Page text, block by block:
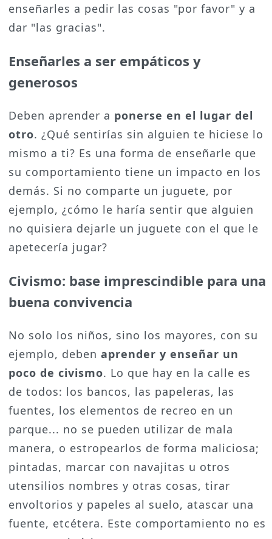
enseñarles a pedir las cosas "por favor" y a
dar "las gracias".
Enseñarles a ser empáticos y
generosos
Deben aprender a ponerse en el lugar del
otro. ¿Qué sentirías sin alguien te hiciese lo
mismo a ti? Es una forma de enseñarle que
su comportamiento tiene un impacto en los
demás. Si no comparte un juguete, por
ejemplo, ¿cómo le haría sentir que alguien
no quisiera dejarle un juguete con el que le
apetecería jugar?
Civismo: base imprescindible para una
buena convivencia
No solo los niños, sino los mayores, con su
ejemplo, deben aprender y enseñar un
poco de civismo. Lo que hay en la calle es
de todos: los bancos, las papeleras, las
fuentes, los elementos de recreo en un
parque... no se pueden utilizar de mala
manera, o estropearlos de forma maliciosa;
pintadas, marcar con navajitas u otros
utensilios nombres y otras cosas, tirar
envoltorios y papeles al suelo, atascar una
fuente, etcétera. Este comportamiento no es